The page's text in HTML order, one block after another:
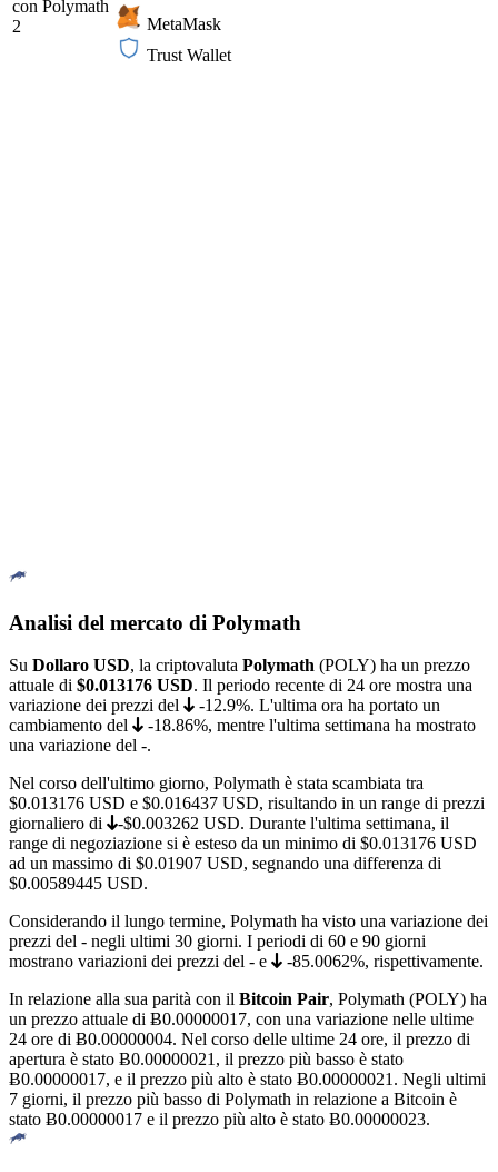
con Polymath
2
MetaMask
Trust Wallet
Analisi del mercato di Polymath
Su Dollaro USD, la criptovaluta Polymath (POLY) ha un prezzo
attuale di $0.013176 USD. Il periodo recente di 24 ore mostra una
variazione dei prezzi del
-12.9%. L'ultima ora ha portato un
cambiamento del
-18.86%, mentre l'ultima settimana ha mostrato
una variazione del -.
Nel corso dell'ultimo giorno, Polymath è stata scambiata tra
$0.013176 USD e $0.016437 USD, risultando in un range di prezzi
giornaliero di
-$0.003262 USD. Durante l'ultima settimana, il
range di negoziazione si è esteso da un minimo di $0.013176 USD
ad un massimo di $0.01907 USD, segnando una differenza di
$0.00589445 USD.
Considerando il lungo termine, Polymath ha visto una variazione dei
prezzi del - negli ultimi 30 giorni. I periodi di 60 e 90 giorni
mostrano variazioni dei prezzi del - e -85.0062%, rispettivamente.
In relazione alla sua parità con il Bitcoin Pair, Polymath (POLY) ha
un prezzo attuale di Ƀ0.00000017, con una variazione nelle ultime
24 ore di Ƀ0.00000004. Nel corso delle ultime 24 ore, il prezzo di
apertura è stato Ƀ0.00000021, il prezzo più basso è stato
Ƀ0.00000017, e il prezzo più alto è stato Ƀ0.00000021 . Negli ultimi
7 giorni, il prezzo più basso di Polymath in relazione a Bitcoin è
stato Ƀ0.00000017 e il prezzo più alto è stato Ƀ0.00000023.